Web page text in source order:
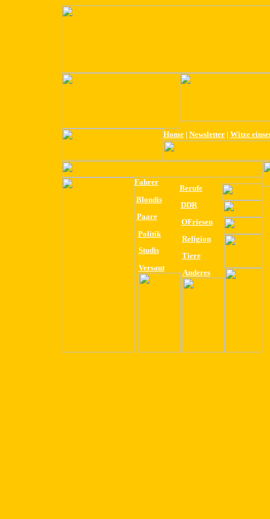
Home | Newsletter | Witze
Fahrer
Berufe
Blondis
DDR
Paare
OFriesen
Politik
Religion
Studis
Tiere
Versaut
Anderes